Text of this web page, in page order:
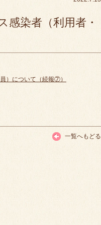
感染者（利用者・
）について（続報⑦）
一覧へもどる